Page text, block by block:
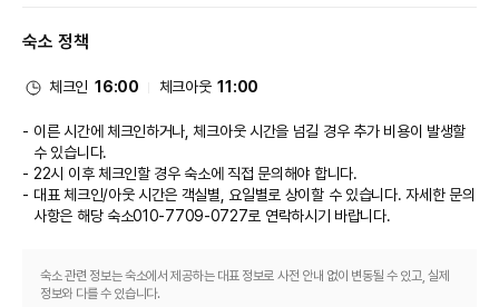
에서 무료 셀프 주차 이용이 가능합니다.
숙소 정책
체크인 16:00 체크아웃 11:00
이른 시간에 체크인하거나, 체크아웃 시간을 넘길 경우 추가 비용이 발생할
수 있습니다.
22시 이후 체크인할 경우 숙소에 직접 문의해야 합니다.
대표 체크인/아웃 시간은 객실별, 요일별로 상이할 수 있습니다. 자세한 문의
사항은 해당 숙소010-7709-0727로 연락하시기 바랍니다.
숙소 관련 정보는 숙소에서 제공하는 대표 정보로 사전 안내 없이 변동될 수 있고, 실제
정보와 다를 수 있습니다.